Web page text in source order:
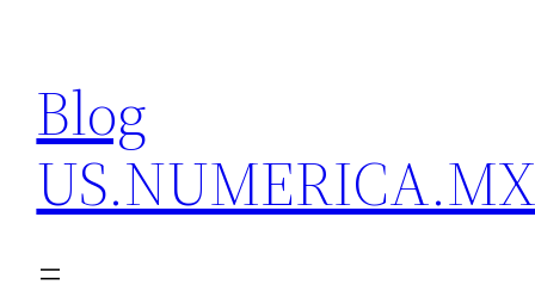
content
Blog